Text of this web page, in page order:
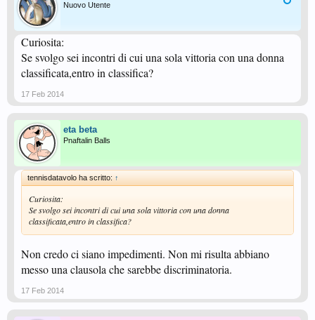
Nuovo Utente
Curiosita:
Se svolgo sei incontri di cui una sola vittoria con una donna
classificata,entro in classifica?
17 Feb 2014
eta beta
Pnaftalin Balls
tennisdatavolo ha scritto: ↑
Curiosita:
Se svolgo sei incontri di cui una sola vittoria con una donna
classificata,entro in classifica?
Non credo ci siano impedimenti. Non mi risulta abbiano
messo una clausola che sarebbe discriminatoria.
17 Feb 2014